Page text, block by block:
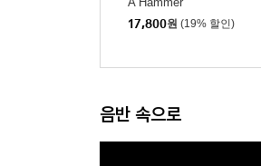
17,800원 (19% 할인)
음반 속으로